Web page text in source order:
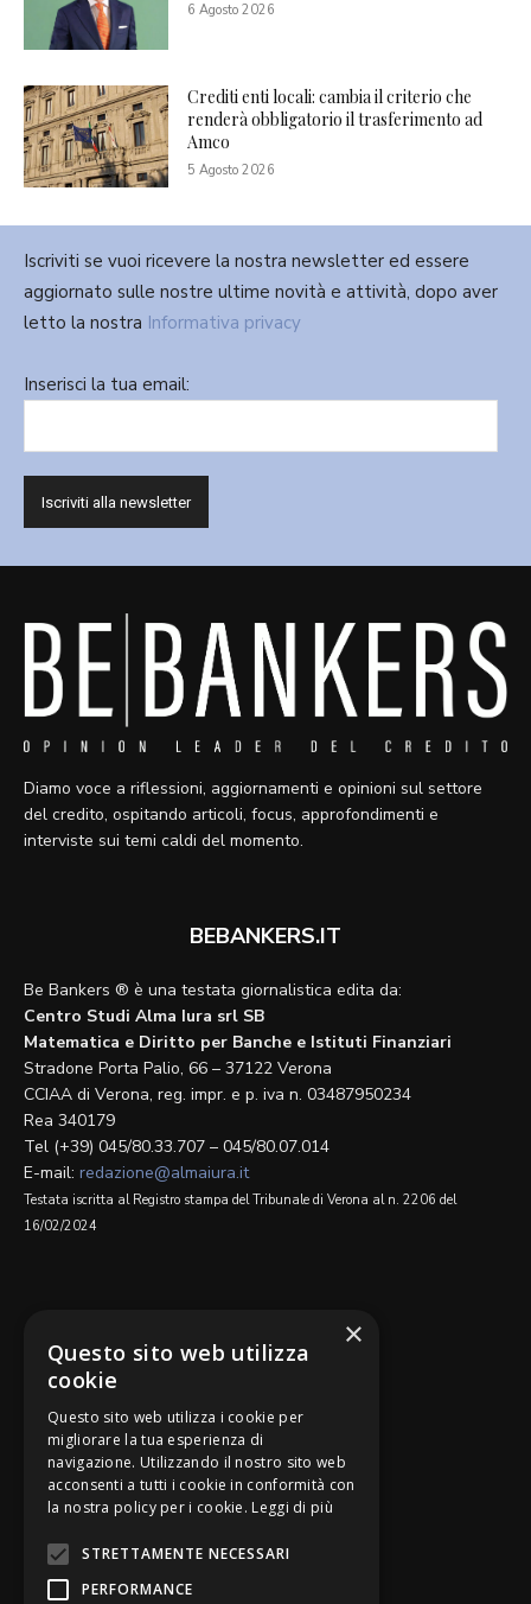
6 Agosto 2026
Crediti enti locali: cambia il criterio che
renderà obbligatorio il trasferimento ad
Amco
5 Agosto 2026
Iscriviti se vuoi ricevere la nostra newsletter ed essere
aggiornato sulle nostre ultime novità e attività, dopo aver
letto la nostra Informativa privacy
Inserisci la tua email:
Diamo voce a riflessioni, aggiornamenti e opinioni sul settore
del credito, ospitando articoli, focus, approfondimenti e
interviste sui temi caldi del momento.
BEBANKERS.IT
Be Bankers ® è una testata giornalistica edita da:
Centro Studi Alma Iura srl SB
Matematica e Diritto per Banche e Istituti Finanziari
Stradone Porta Palio, 66 – 37122 Verona
CCIAA di Verona, reg. impr. e p. iva n. 03487950234
Rea 340179
Tel (+39) 045/80.33.707 – 045/80.07.014
E-mail: redazione@almaiura.it
Testata iscritta al Registro stampa del Tribunale di Verona al n. 2206 del
16/02/2024
Be Bankers è ideato da
×
Questo sito web utilizza
cookie
Questo sito web utilizza i cookie per
migliorare la tua esperienza di
navigazione. Utilizzando il nostro sito web
acconsenti a tutti i cookie in conformità con
la nostra policy per i cookie. Leggi di più
STRETTAMENTE NECESSARI
PERFORMANCE